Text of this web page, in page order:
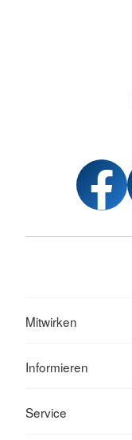
Mitwirken
Informieren
Service